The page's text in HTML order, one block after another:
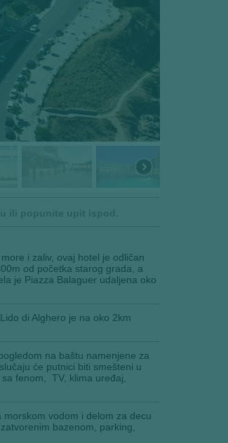
i zaliv, ovaj hotel je odličan
od početka starog grada, a
je Piazza Balaguer udaljena oko
di Alghero je na oko 2km
na baštu namenjene za
će putnici biti smešteni u
fenom, TV, klima uređaj,
vodom i delom za decu
bazenom, parking,